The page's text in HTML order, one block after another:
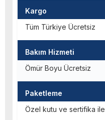
Kargo
Tüm Türkiye Ücretsiz
Bakım Hizmeti
Ömür Boyu Ücretsiz
Paketleme
Özel kutu ve sertifika ile